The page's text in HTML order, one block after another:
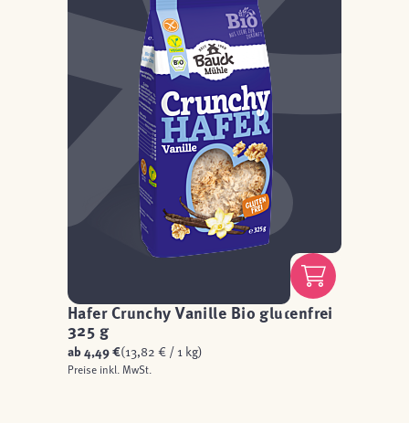
Hafer Crunchy Vanille Bio glutenfrei
325 g
ab4,49 €(13,82 € / 1 kg)
Preise inkl. MwSt.